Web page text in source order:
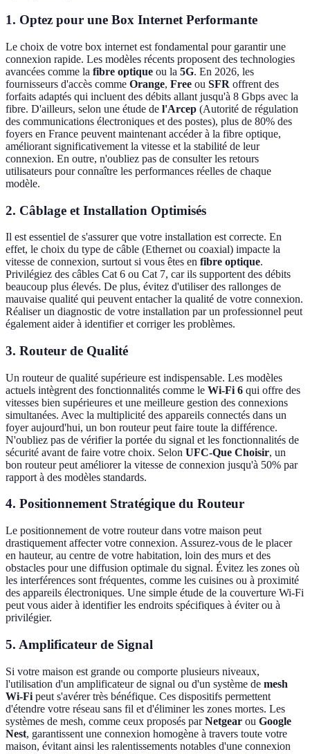
1. Optez pour une Box Internet Performante
Le choix de votre box internet est fondamental pour garantir une
connexion rapide. Les modèles récents proposent des technologies
avancées comme la fibre optique ou la 5G. En 2026, les
fournisseurs d'accès comme Orange, Free ou SFR offrent des
forfaits adaptés qui incluent des débits allant jusqu'à 8 Gbps avec la
fibre. D'ailleurs, selon une étude de l'Arcep (Autorité de régulation
des communications électroniques et des postes), plus de 80% des
foyers en France peuvent maintenant accéder à la fibre optique,
améliorant significativement la vitesse et la stabilité de leur
connexion. En outre, n'oubliez pas de consulter les retours
utilisateurs pour connaître les performances réelles de chaque
modèle.
2. Câblage et Installation Optimisés
Il est essentiel de s'assurer que votre installation est correcte. En
effet, le choix du type de câble (Ethernet ou coaxial) impacte la
vitesse de connexion, surtout si vous êtes en fibre optique.
Privilégiez des câbles Cat 6 ou Cat 7, car ils supportent des débits
beaucoup plus élevés. De plus, évitez d'utiliser des rallonges de
mauvaise qualité qui peuvent entacher la qualité de votre connexion.
Réaliser un diagnostic de votre installation par un professionnel peut
également aider à identifier et corriger les problèmes.
3. Routeur de Qualité
Un routeur de qualité supérieure est indispensable. Les modèles
actuels intègrent des fonctionnalités comme le Wi-Fi 6 qui offre des
vitesses bien supérieures et une meilleure gestion des connexions
simultanées. Avec la multiplicité des appareils connectés dans un
foyer aujourd'hui, un bon routeur peut faire toute la différence.
N'oubliez pas de vérifier la portée du signal et les fonctionnalités de
sécurité avant de faire votre choix. Selon UFC-Que Choisir, un
bon routeur peut améliorer la vitesse de connexion jusqu'à 50% par
rapport à des modèles standards.
4. Positionnement Stratégique du Routeur
Le positionnement de votre routeur dans votre maison peut
drastiquement affecter votre connexion. Assurez-vous de le placer
en hauteur, au centre de votre habitation, loin des murs et des
obstacles pour une diffusion optimale du signal. Évitez les zones où
les interférences sont fréquentes, comme les cuisines ou à proximité
des appareils électroniques. Une simple étude de la couverture Wi-Fi
peut vous aider à identifier les endroits spécifiques à éviter ou à
privilégier.
5. Amplificateur de Signal
Si votre maison est grande ou comporte plusieurs niveaux,
l'utilisation d'un amplificateur de signal ou d'un système de mesh
Wi-Fi peut s'avérer très bénéfique. Ces dispositifs permettent
d'étendre votre réseau sans fil et d'éliminer les zones mortes. Les
systèmes de mesh, comme ceux proposés parNetgear ou Google
Nest, garantissent une connexion homogène à travers toute votre
maison, évitant ainsi les ralentissements notables d'une connexion